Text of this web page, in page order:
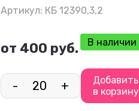
Артикул: КБ 12390,3,2
от 400 руб. В наличии
- +
Добавить
в корзину